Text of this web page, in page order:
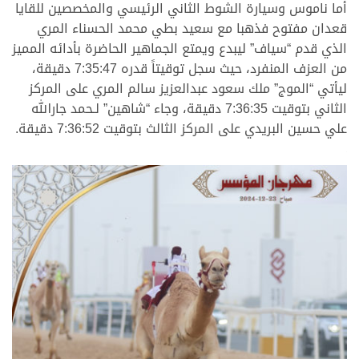
أما ناموس وسيارة الشوط الثاني الرئيسي والمخصصين للقايا
قعدان مفتوح فذهبا مع سعيد بطي محمد الحسناء المري
الذي قدم “سياف” ليبدع ويمتع الجماهير الحاضرة بأدائه المميز
من العزف المنفرد، حيث سجل توقيتاً قدره 7:35:47 دقيقة،
ليأتي “الموج” ملك سعود عبدالعزيز سالم المري على المركز
الثاني بتوقيت 7:36:35 دقيقة، وجاء “شاهين” لـحمد جارالله
علي حسين البريدي على المركز الثالث بتوقيت 7:36:52 دقيقة.